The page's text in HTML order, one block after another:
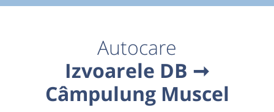
Autocare
Izvoarele DB ➞
Câmpulung Muscel